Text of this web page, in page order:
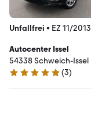
Unfallfrei • EZ 11/2013
Autocenter Issel
54338 Schweich-Issel
4.9 Sterne
(3)